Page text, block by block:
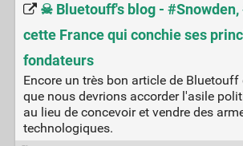
☠ Bluetouff's blog - #Snowden,
cette France qui conchie ses
fondateurs
Encore un très bon article de
que nous devrions accorder l'asile
au lieu de concevoir et vendre des
technologiques.